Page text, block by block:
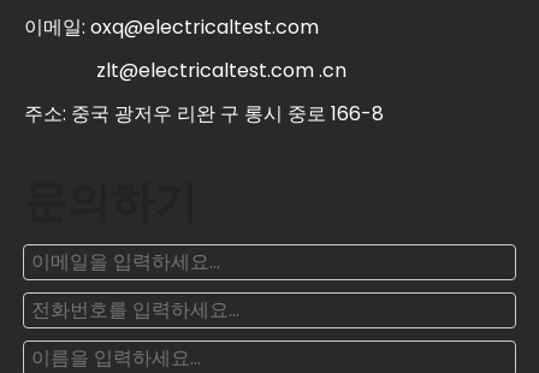
이메일: oxq@electricaltest.com
zlt@electricaltest.com .cn
주소: 중국 광저우 리완 구 롱시 중로 166-8